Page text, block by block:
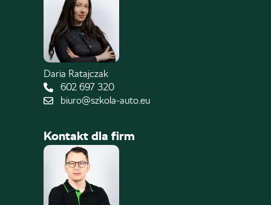
Daria Ratajczak
602 697 320
biuro@szkola-auto.eu
Kontakt dla firm